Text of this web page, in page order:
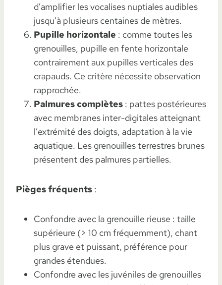
d’amplifier les vocalises nuptiales audibles
jusqu’à plusieurs centaines de mètres.
Pupille horizontale : comme toutes les
grenouilles, pupille en fente horizontale
contrairement aux pupilles verticales des
crapauds. Ce critère nécessite observation
rapprochée.
Palmures complètes : pattes postérieures
avec membranes inter-digitales atteignant
l’extrémité des doigts, adaptation à la vie
aquatique. Les grenouilles terrestres brunes
présentent des palmures partielles.
Pièges fréquents :
Confondre avec la grenouille rieuse : taille
supérieure (> 10 cm fréquemment), chant
plus grave et puissant, préférence pour
grandes étendues.
Confondre avec les juvéniles de grenouilles